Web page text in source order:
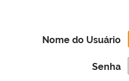
Nome do Usuário
Senha